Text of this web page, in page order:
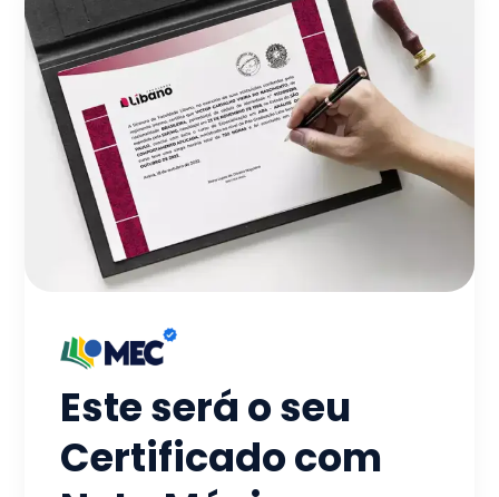
Este será o seu
Certificado com